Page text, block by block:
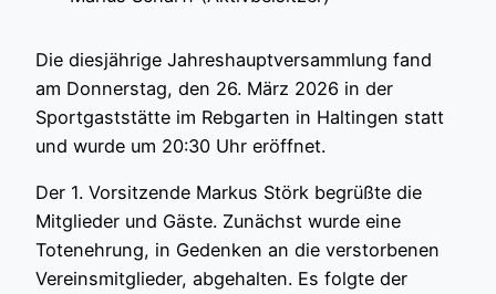
Die diesjährige Jahreshauptversammlung fand
am Donnerstag, den 26. März 2026 in der
Sportgaststätte im Rebgarten in Haltingen statt
und wurde um 20:30 Uhr eröffnet.
Der 1. Vorsitzende Markus Störk begrüßte die
Mitglieder und Gäste. Zunächst wurde eine
Totenehrung, in Gedenken an die verstorbenen
Vereinsmitglieder, abgehalten. Es folgte der